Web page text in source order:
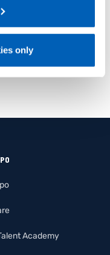
only
Gefran ha
Academy